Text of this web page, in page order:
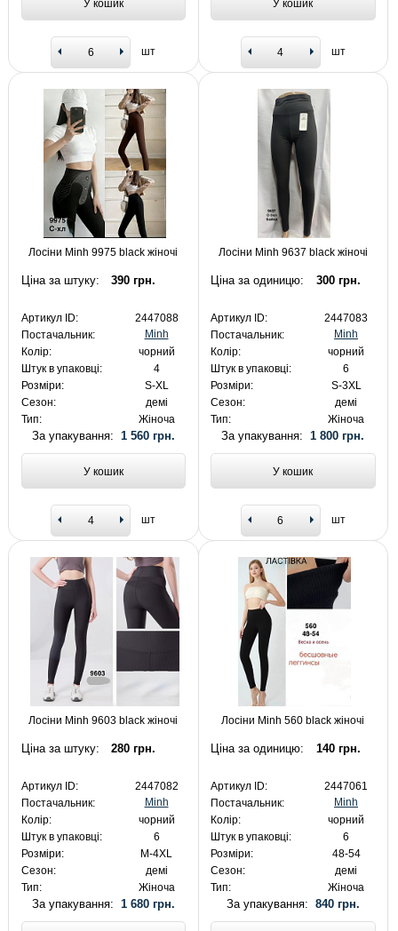
У кошик
шт
У кошик
шт
Лосіни Minh 9975 black жіночі
Ціна за штуку: 390 грн.
Артикул ID:
2447088
Постачальник:
Minh
Колір:
чорний
Штук в упаковці:
4
Розміри:
S-XL
Сезон:
демі
Тип:
Жіноча
За упакування: 1 560 грн.
У кошик
шт
Лосіни Minh 9637 black жіночі
Ціна за одиницю: 300 грн.
Артикул ID:
2447083
Постачальник:
Minh
Колір:
чорний
Штук в упаковці:
6
Розміри:
S-3XL
Сезон:
демі
Тип:
Жіноча
За упакування:1 800 грн.
У кошик
шт
Лосіни Minh 9603 black жіночі
Ціна за штуку: 280 грн.
Артикул ID:
2447082
Постачальник:
Minh
Колір:
чорний
Штук в упаковці:
6
Розміри:
M-4XL
Сезон:
демі
Тип:
Жіноча
За упакування: 1 680 грн.
Лосіни Minh 560 black жіночі
Ціна за одиницю: 140 грн.
Артикул ID:
2447061
Постачальник:
Minh
Колір:
чорний
Штук в упаковці:
6
Розміри:
48-54
Сезон:
демі
Тип:
Жіноча
За упакування: 840 грн.